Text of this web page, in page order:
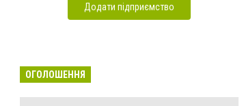
Додати підприємство
ОГОЛОШЕННЯ